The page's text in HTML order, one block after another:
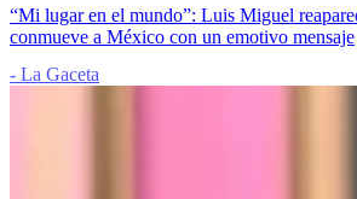
“Mi lugar en el mundo”: Luis Miguel
conmueve a México con un emotivo mensaje
- La Gaceta